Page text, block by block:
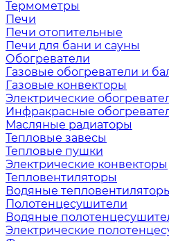
Термометры
Печи
Печи отопительные
Печи для бани и сауны
Обогреватели
Газовые обогреватели и
Газовые конвекторы
Электрические
Инфракрасные
Масляные радиаторы
Тепловые завесы
Тепловые пушки
Электрические конвекторы
Тепловентиляторы
Водяные
Полотенцесушители
Водяные
Электрические